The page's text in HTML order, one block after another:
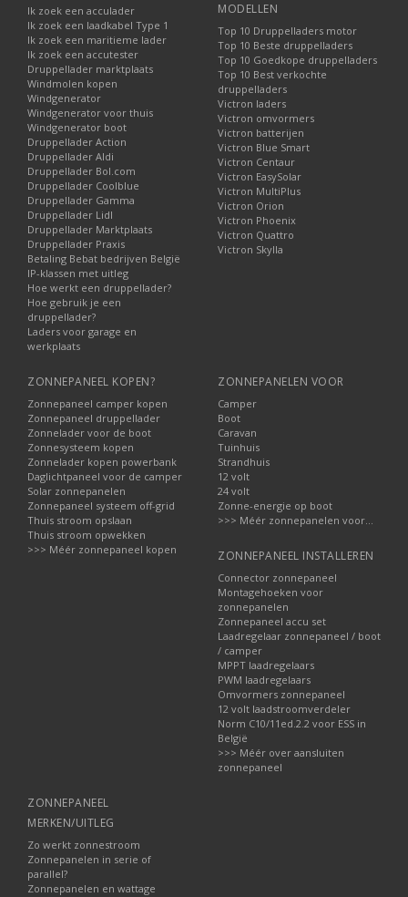
Ik zoek een acculader
Ik zoek een laadkabel Type 1
Ik zoek een maritieme lader
Ik zoek een accutester
Druppellader marktplaats
Windmolen kopen
Windgenerator
Windgenerator voor thuis
Windgenerator boot
Druppellader Action
Druppellader Aldi
Druppellader Bol.com
Druppellader Coolblue
Druppellader Gamma
Druppellader Lidl
Druppellader Marktplaats
Druppellader Praxis
Betaling Bebat bedrijven België
IP-klassen met uitleg
Hoe werkt een druppellader?
Hoe gebruik je een
druppellader?
Laders voor garage en
werkplaats
MODELLEN
Top 10 Druppelladers motor
Top 10 Beste druppelladers
Top 10 Goedkope druppelladers
Top 10 Best verkochte
druppelladers
Victron laders
Victron omvormers
Victron batterijen
Victron Blue Smart
Victron Centaur
Victron EasySolar
Victron MultiPlus
Victron Orion
Victron Phoenix
Victron Quattro
Victron Skylla
ZONNEPANEEL KOPEN?
Zonnepaneel camper kopen
Zonnepaneel druppellader
Zonnelader voor de boot
Zonnesysteem kopen
Zonnelader kopen powerbank
Daglichtpaneel voor de camper
Solar zonnepanelen
Zonnepaneel systeem off-grid
Thuis stroom opslaan
Thuis stroom opwekken
>>> Méér zonnepaneel kopen
ZONNEPANELEN VOOR
Camper
Boot
Caravan
Tuinhuis
Strandhuis
12 volt
24 volt
Zonne-energie op boot
>>> Méér zonnepanelen voor...
ZONNEPANEEL INSTALLEREN
Connector zonnepaneel
Montagehoeken voor
zonnepanelen
Zonnepaneel accu set
Laadregelaar zonnepaneel / boot
/ camper
MPPT laadregelaars
PWM laadregelaars
Omvormers zonnepaneel
12 volt laadstroomverdeler
Norm C10/11ed.2.2 voor ESS in
België
>>> Méér over aansluiten
zonnepaneel
ZONNEPANEEL
MERKEN/UITLEG
Zo werkt zonnestroom
Zonnepanelen in serie of
parallel?
Zonnepanelen en wattage